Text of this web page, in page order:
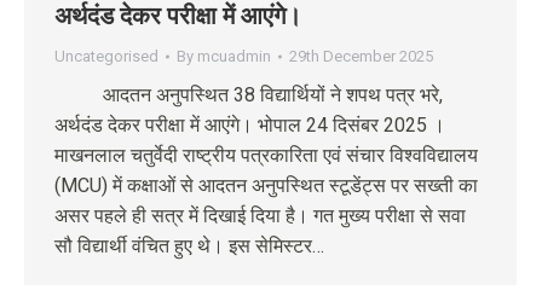
अर्थदंड देकर परीक्षा में आएंगे।
Uncategorised By mcuadmin 29th December 2025
आदतन अनुपस्थित 38 विद्यार्थियों ने शपथ पत्र भरे,
अर्थदंड देकर परीक्षा में आएंगे। भोपाल 24 दिसंबर 2025 ।
माखनलाल चतुर्वेदी राष्ट्रीय पत्रकारिता एवं संचार विश्वविद्यालय
(MCU) में कक्षाओं से आदतन अनुपस्थित स्टूडेंट्स पर सख्ती का
असर पहले ही सत्र में दिखाई दिया है। गत मुख्य परीक्षा से सवा
सौ विद्यार्थी वंचित हुए थे। इस सेमिस्टर…